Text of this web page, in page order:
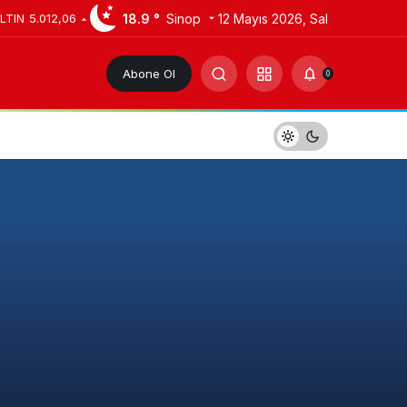
5.012,06 18.9 ° Sinop 12 Mayıs 2026, Sal
Abone Ol 0